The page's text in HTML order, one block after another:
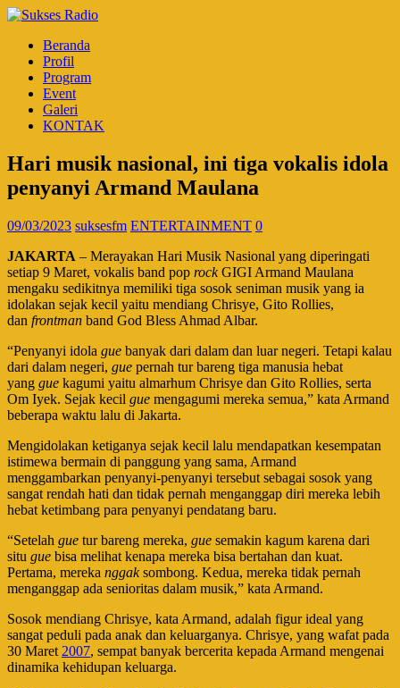
Beranda
Profil
Program
Event
Galeri
KONTAK
Hari musik nasional, ini tiga vokalis idola
penyanyi Armand Maulana
09/03/2023 suksesfm ENTERTAINMENT 0
JAKARTA – Merayakan Hari Musik Nasional yang diperingati
setiap 9 Maret, vokalis band pop rockGIGI Armand Maulana
mengaku sedikitnya memiliki tiga sosok seniman musik yang ia
idolakan sejak kecil yaitu mendiang Chrisye, Gito Rollies,
dan frontman band God Bless Ahmad Albar.
“Penyanyi idola gue banyak dari dalam dan luar negeri. Tetapi kalau
dari dalam negeri, gue pernah tur bareng tiga manusia hebat
yang gue kagumi yaitu almarhum Chrisye dan Gito Rollies, serta
Om Iyek. Sejak kecil gue mengagumi mereka semua,” kata Armand
beberapa waktu lalu di Jakarta.
Mengidolakan ketiganya sejak kecil lalu mendapatkan kesempatan
istimewa bermain di panggung yang sama, Armand
menggambarkan penyanyi-penyanyi tersebut sebagai sosok yang
sangat rendah hati dan tidak pernah menganggap diri mereka lebih
hebat ketimbang para penyanyi pendatang baru.
“Setelah gue tur bareng mereka, gue semakin kagum karena dari
situ gue bisa melihat kenapa mereka bisa bertahan dan kuat.
Pertama, mereka nggaksombong. Kedua, mereka tidak pernah
menganggap ada senioritas dalam musik,” kata Armand.
Sosok mendiang Chrisye, kata Armand, adalah figur ideal yang
sangat peduli pada anak dan keluarganya. Chrisye, yang wafat pada
30 Maret 2007, sempat banyak bercerita kepada Armand mengenai
dinamika kehidupan keluarga.